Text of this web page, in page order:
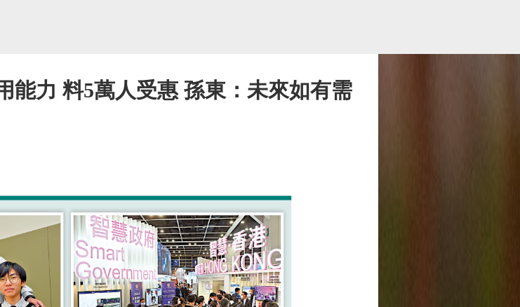
能力 料5萬人受惠 孫東：未來如有需